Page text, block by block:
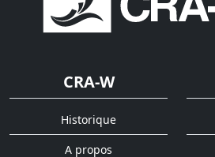
CRA-W
Historique
A propos